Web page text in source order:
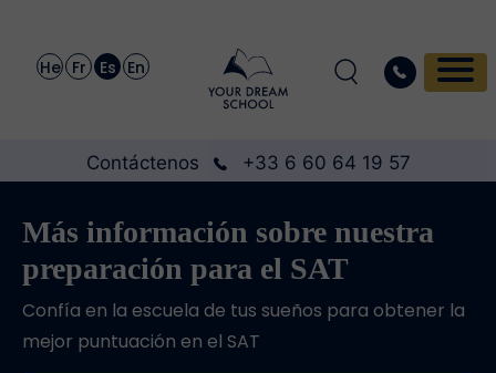
He Fr Es En
Contáctenos +33 6 60 64 19 57
Más información sobre nuestra
preparación para el SAT
Confía en la escuela de tus sueños para obtener la
mejor puntuación en el SAT